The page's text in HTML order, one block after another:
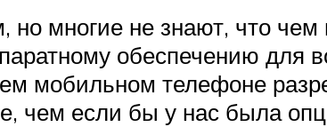
но многие не знают, что
обеспечению для
мобильном телефоне
чем если бы у нас была